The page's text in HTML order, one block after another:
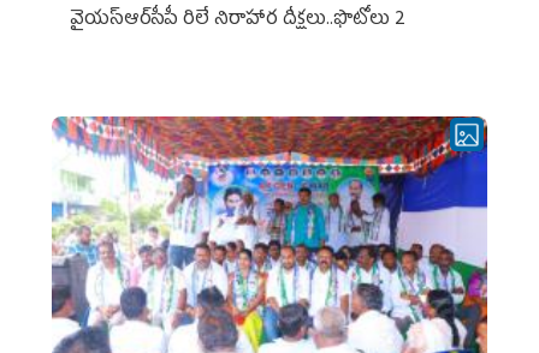
వైయ‌స్ఆర్‌సీపీ రిలే నిరాహార దీక్షలు..ఫొటోలు 2